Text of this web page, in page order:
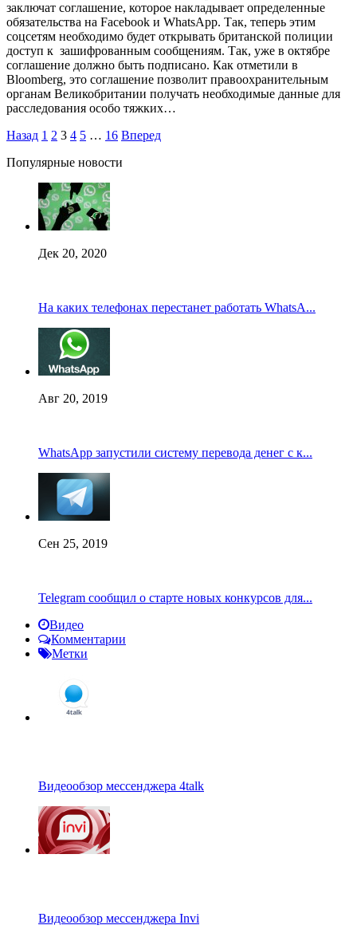
заключат соглашение, которое накладывает определенные
обязательства на Facebook и WhatsApp. Так, теперь этим
соцсетям необходимо будет открывать британской полиции
доступ к зашифрованным сообщениям. Так, уже в октябре
соглашение должно быть подписано. Как отметили в
Bloomberg, это соглашение позволит правоохранительным
органам Великобритании получать необходимые данные для
расследования особо тяжких…
Назад 1 2 3 4 5 … 16 Вперед
Популярные новости
Дек 20, 2020
На каких телефонах перестанет работать WhatsA...
Авг 20, 2019
WhatsApp запустили систему перевода денег с к...
Сен 25, 2019
Telegram сообщил о старте новых конкурсов для...
Видео
Комментарии
Метки
Видеообзор мессенджера 4talk
Видеообзор мессенджера Invi